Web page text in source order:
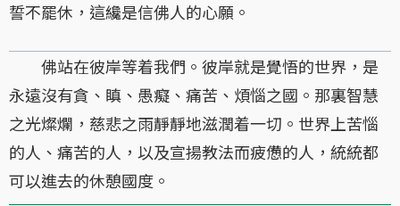
誓不罷休，這纔是信佛人的心願。
佛站在彼岸等着我們。彼岸就是覺悟的世界，是
永遠沒有貪、瞋、愚癡、痛苦、煩惱之國。那裏智慧
之光燦爛，慈悲之雨靜靜地滋潤着一切。世界上苦惱
的人、痛苦的人，以及宣揚教法而疲憊的人，統統都
可以進去的休憩國度。